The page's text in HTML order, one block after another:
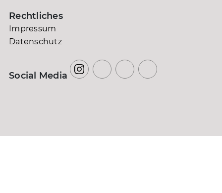
Rechtliches
Impressum
Datenschutz
Social Media